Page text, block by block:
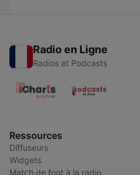
Radio en Ligne
Radios et Podcasts
Ressources
Diffuseurs
Widgets
Match de foot à la radio